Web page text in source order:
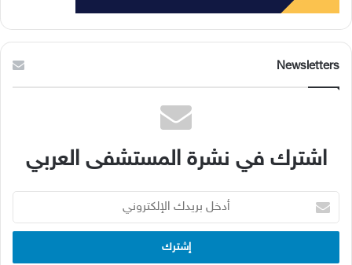
Newsletters
اشترك في نشرة المستشفى العربي
بريدك
الإلكتروني